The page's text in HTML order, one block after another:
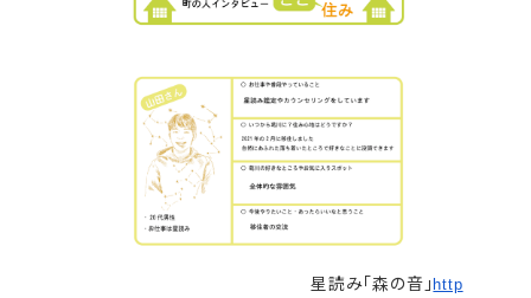
星読み「森の音」 http